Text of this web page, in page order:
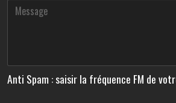
Anti Spam : saisir la fréquence FM de